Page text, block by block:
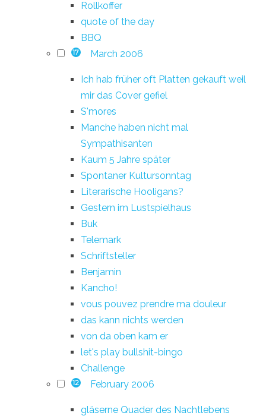
Rollkoffer
quote of the day
BBQ
17 March 2006
Ich hab früher oft Platten gekauft weil
mir das Cover gefiel
S'mores
Manche haben nicht mal
Sympathisanten
Kaum 5 Jahre später
Spontaner Kultursonntag
Literarische Hooligans?
Gestern im Lustspielhaus
Buk
Telemark
Schriftsteller
Benjamin
Kancho!
vous pouvez prendre ma douleur
das kann nichts werden
von da oben kam er
let's play bullshit-bingo
Challenge
12 February 2006
gläserne Quader des Nachtlebens